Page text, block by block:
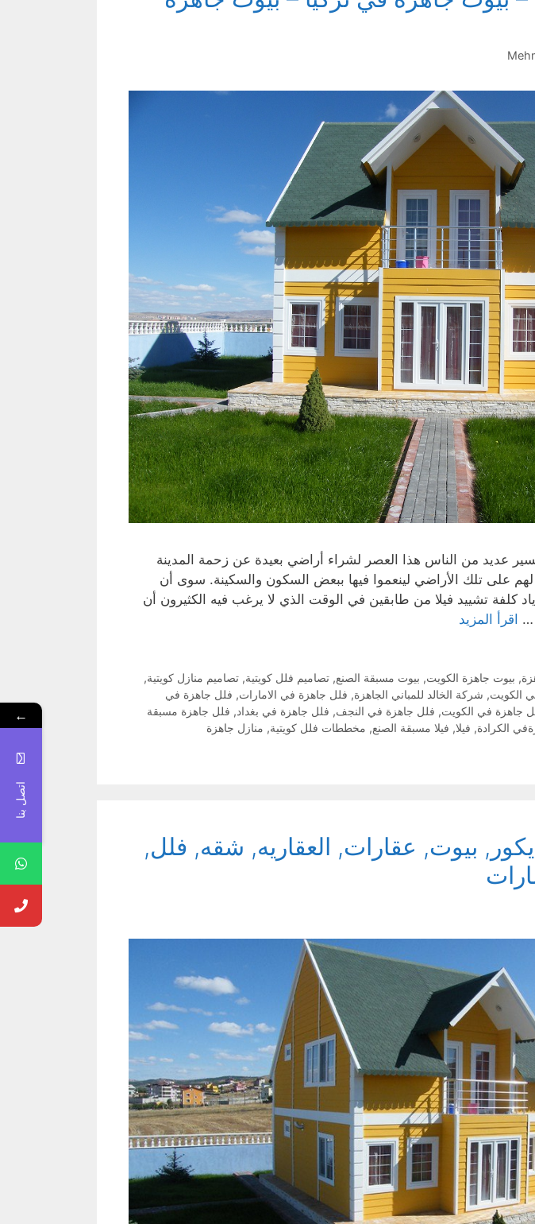
عديد من الناس هذا العصر لشراء أراضي بعيدة عن زحمة المدينة
على تلك الأراضي لينعموا فيها ببعض السكون والسكينة. سوى أن
كلفة تشييد فيلا من طابقين في الوقت الذي لا يرغب فيه الكثيرون أن
… اقرأ المزيد
, بيوت جاهزة الكويت, بيوت مسبقة الصنع, تصاميم فلل كويتية, تصاميم منازل كويتية,
الكويت, شركة الخالد للمباني الجاهزة, فلل جاهزة في الامارات, فلل جاهزة في
جاهزة في الكويت, فلل جاهزة في النجف, فلل جاهزة في بغداد, فلل جاهزة مسبقة
الكرادة, فيلا, فيلا مسبقة الصنع, مخططات فلل كويتية, منازل جاهزة
بيوت, عقارات, العقاريه, شقه, فلل,
←
اتصل بنا